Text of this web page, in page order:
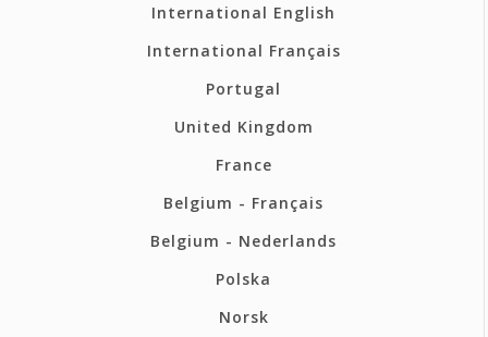
International English
International Français
Portugal
United Kingdom
France
Belgium - Français
Belgium - Nederlands
Polska
Norsk